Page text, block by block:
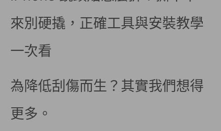
來別硬撬，正確工具與安裝教學
一次看
為降低刮傷而生？其實我們想得
更多。